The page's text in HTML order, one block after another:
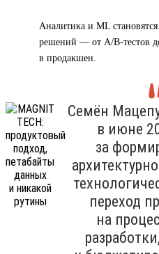
Аналитика и ML
решений — от A/B-тестов
в продакшен.
Семён
в июне
за
переход
на